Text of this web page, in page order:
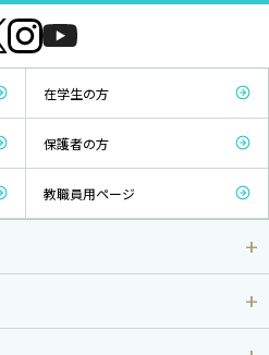
在学生の方
保護者の方
教職員用ページ